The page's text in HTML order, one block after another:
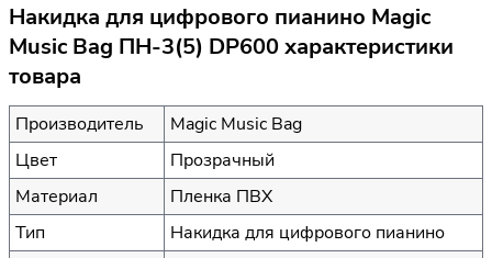
Накидка для цифрового пианино Magic
Music Bag ПН-3(5) DP600 характеристики
товара
Производитель
Magic Music Bag
Цвет
Прозрачный
Материал
Пленка ПВХ
Тип
Накидка для цифрового пианино